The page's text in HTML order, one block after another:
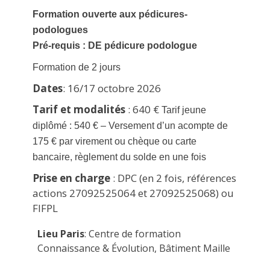
Formation ouverte aux pédicures-
podologues
Pré-requis : DE pédicure podologue
Formation de 2 jours
Dates: 16/17 octobre 2026
Tarif et modalités : 640 € Tarif jeune
diplômé : 540 € – Versement d’un acompte de
175 € par virement ou chèque ou carte
bancaire, règlement du solde en une fois
Prise en charge : DPC (en 2 fois, références
actions 27092525064 et 27092525068) ou
FIFPL
Lieu Paris: Centre de formation
Connaissance & Évolution, Bâtiment Maille